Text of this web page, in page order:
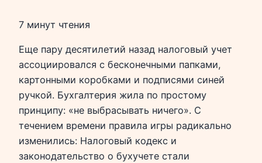
7 минут чтения
Еще пару десятилетий назад налоговый учет
ассоциировался с бесконечными папками,
картонными коробками и подписями синей
ручкой. Бухгалтерия жила по простому
принципу: «не выбрасывать ничего». С
течением времени правила игры радикально
изменились: Налоговый кодекс и
законодательство о бухучете стали